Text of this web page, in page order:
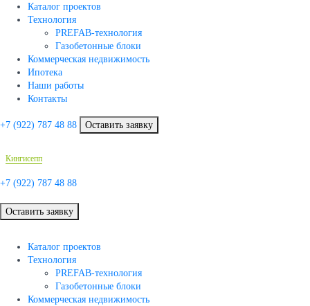
Каталог проектов
Технология
PREFAB-технология
Газобетонные блоки
Коммерческая недвижимость
Ипотека
Наши работы
Контакты
+7 (922) 787 48 88 Оставить заявку
Кингисепп
+7 (922) 787 48 88
Оставить заявку
Каталог проектов
Технология
PREFAB-технология
Газобетонные блоки
Коммерческая недвижимость